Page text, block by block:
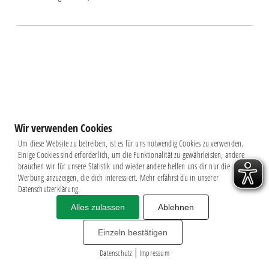
Impressum|Datenschutz
BSG CHEMIE LEIPZIG © 2026
MITGLIEDERZAHL: 2.816
webdesign by3W
Wir verwenden Cookies
Um diese Website zu betreiben, ist es für uns notwendig Cookies zu verwenden.
Einige Cookies sind erforderlich, um die Funktionalität zu gewährleisten, andere
brauchen wir für unsere Statistik und wieder andere helfen uns dir nur die
Werbung anzuzeigen, die dich interessiert. Mehr erfährst du in unserer
Datenschutzerklärung.
Alles zulassen Ablehnen
Einzeln bestätigen
Datenschutz | Impressum